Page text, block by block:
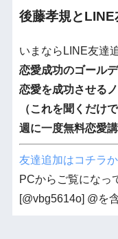
後藤孝規とLINE
いまならLINE友達
恋愛成功のゴール
恋愛を成功させる
（これを聞くだけ
週に一度無料恋愛
友達追加はコチラ
PCからご覧になっ
[@vbg5614o] @を